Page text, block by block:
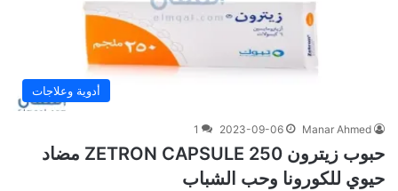
أدوية وعلاجات
Manar Ahmed
2023-09-06
1
حبوب زيترون 250 ZETRON CAPSULE مضاد
حيوي للكورونا وحب الشباب